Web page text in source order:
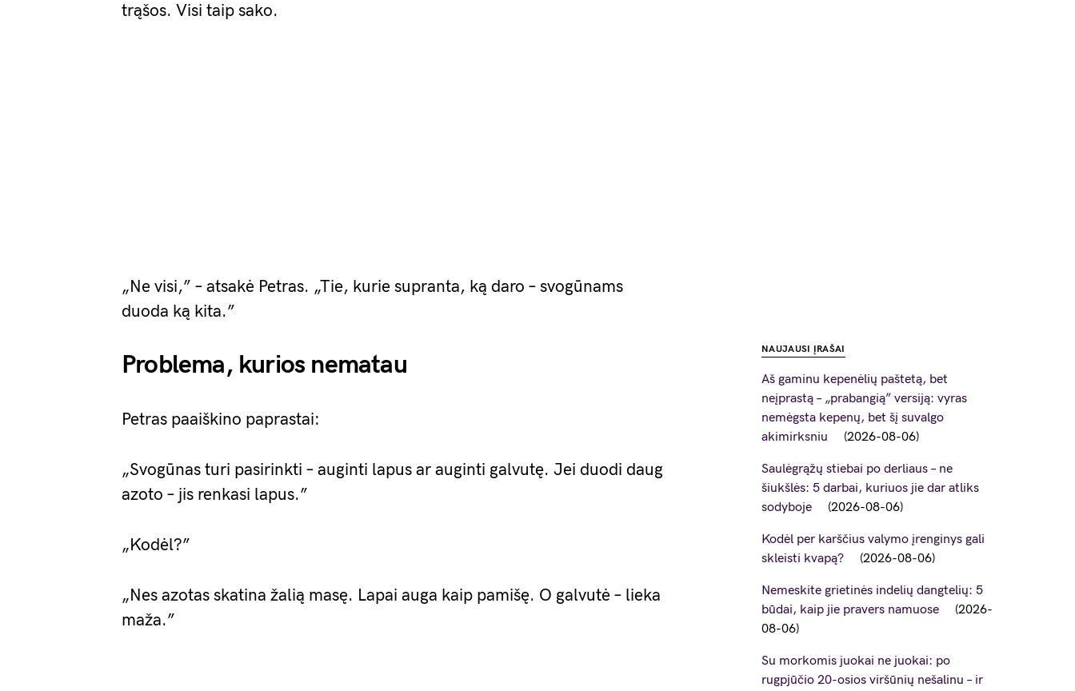
trąšos. Visi taip sako.
„Ne visi,” – atsakė Petras. „Tie, kurie supranta, ką daro – svogūnams
duoda ką kita.”
Problema, kurios nematau
Petras paaiškino paprastai:
„Svogūnas turi pasirinkti – auginti lapus ar auginti galvutę. Jei duodi daug
azoto – jis renkasi lapus.”
„Kodėl?”
„Nes azotas skatina žalią masę. Lapai auga kaip pamišę. O galvutė – lieka
maža.”
NAUJAUSI ĮRAŠAI
Aš gaminu kepenėlių paštetą, bet
neįprastą – „prabangią” versiją: vyras
nemėgsta kepenų, bet šį suvalgo
akimirksniu
2026-08-06
Saulėgrąžų stiebai po derliaus – ne
šiukšlės: 5 darbai, kuriuos jie dar atliks
sodyboje
2026-08-06
Kodėl per karščius valymo įrenginys gali
skleisti kvapą?
2026-08-06
Nemeskite grietinės indelių dangtelių: 5
būdai, kaip jie pravers namuose
2026-
08-06
Su morkomis juokai ne juokai: po
rugpjūčio 20-osios viršūnių nešalinu – ir